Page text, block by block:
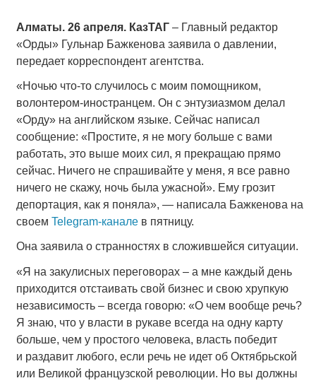
Алматы. 26 апреля. КазТАГ – Главный редактор
«Орды» Гульнар Бажкенова заявила о давлении,
передает корреспондент агентства.
«Ночью что-то случилось с моим помощником,
волонтером-иностранцем. Он с энтузиазмом делал
«Орду» на английском языке. Сейчас написал
сообщение: «Простите, я не могу больше с вами
работать, это выше моих сил, я прекращаю прямо
сейчас. Ничего не спрашивайте у меня, я все равно
ничего не скажу, ночь была ужасной». Ему грозит
депортация, как я поняла», — написала Бажкенова на
своем Telegram-каналев пятницу.
Она заявила о странностях в сложившейся ситуации.
«Я на закулисных переговорах – а мне каждый день
приходится отстаивать свой бизнес и свою хрупкую
независимость – всегда говорю: «О чем вообще речь?
Я знаю, что у власти в рукаве всегда на одну карту
больше, чем у простого человека, власть победит
и раздавит любого, если речь не идет об Октябрьской
или Великой французской революции. Но вы должны